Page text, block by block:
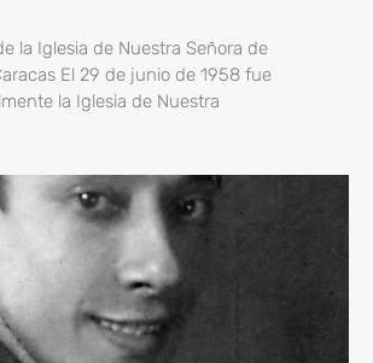
la Iglesia de Nuestra Señora de
El 29 de junio de 1958 fue
la Iglesia de Nuestra